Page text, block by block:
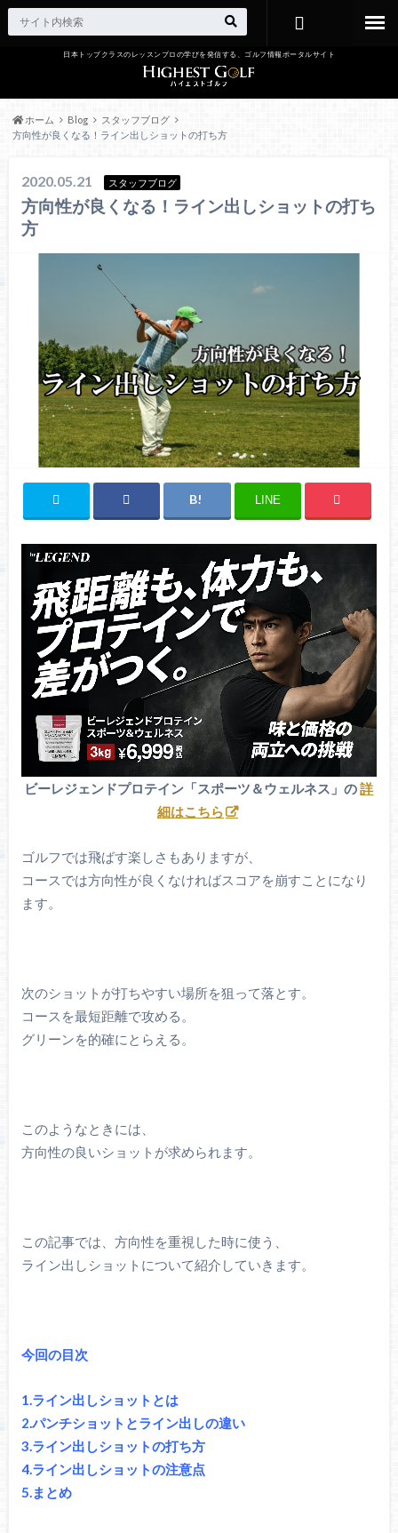
日本トップクラスのレッスンプロの学びを発信する、ゴルフ情報ポータルサイト
ホーム Blog
スタッフブログ
方向性が良くなる！ライン出しショットの打ち方
2020.05.21 スタッフブログ
方向性が良くなる！ライン出しショットの打ち
方
LINE
ビーレジェンドプロテイン「スポーツ＆ウェルネス」の詳
細はこちら
ゴルフでは飛ばす楽しさもありますが、
コースでは方向性が良くなければスコアを崩すことになり
ます。
次のショットが打ちやすい場所を狙って落とす。
コースを最短距離で攻める。
グリーンを的確にとらえる。
このようなときには、
方向性の良いショットが求められます。
この記事では、方向性を重視した時に使う、
ライン出しショットについて紹介していきます。
今回の目次
1.ライン出しショットとは
2.パンチショットとライン出しの違い
3.ライン出しショットの打ち方
4.ライン出しショットの注意点
5.まとめ